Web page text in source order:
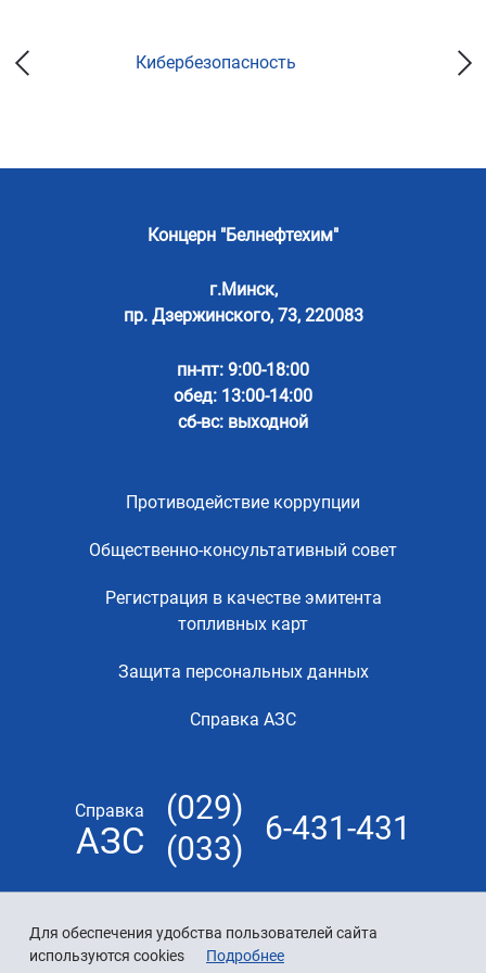
Для обеспечения удобства пользователей сайта
используются cookies
Подробнее
Кибербезопасность
Концерн "Белнефтехим"
г.Минск,
пр. Дзержинского, 73, 220083
пн-пт: 9:00-18:00
обед: 13:00-14:00
сб-вс: выходной
Противодействие коррупции
Общественно-консультативный совет
Регистрация в качестве эмитента
топливных карт
Защита персональных данных
Справка АЗС
Справка
АЗС
(029)
(033)
6-431-431